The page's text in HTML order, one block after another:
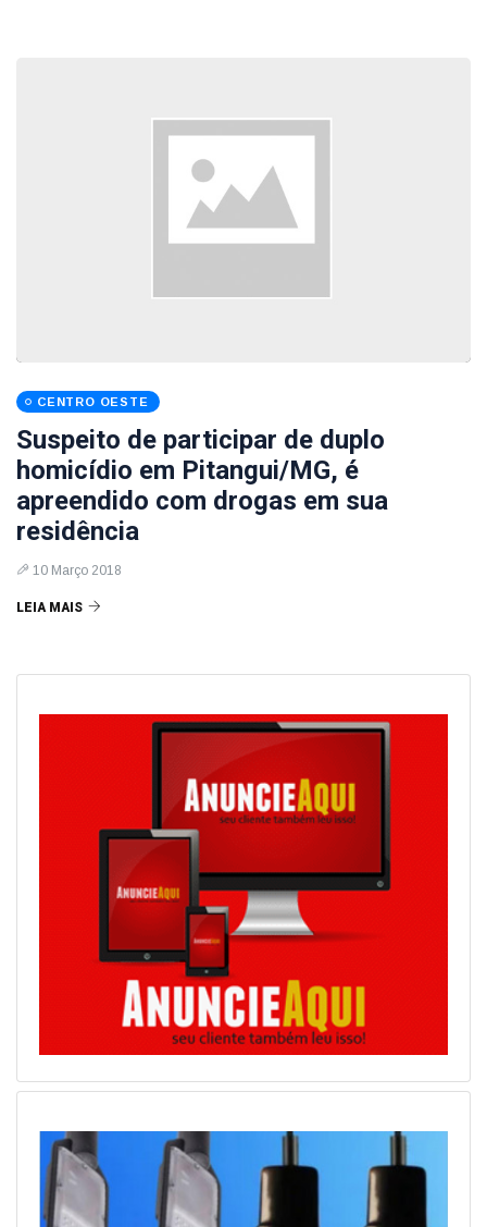
CENTRO OESTE
Suspeito de participar de duplo
homicídio em Pitangui/MG, é
apreendido com drogas em sua
residência
10 Março 2018
LEIA MAIS